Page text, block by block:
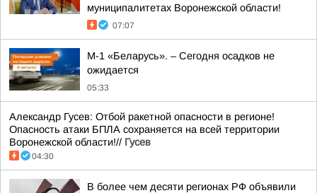
муниципалитетах Воронежской области!
07:07
М-1 «Беларусь». – Сегодня осадков не
ожидается
05:33
Александр Гусев: Отбой ракетной опасности в регионе!
Опасность атаки БПЛА сохраняется на всей территории
Воронежской области!// Гусев
04:30
В более чем десяти регионах РФ объявили